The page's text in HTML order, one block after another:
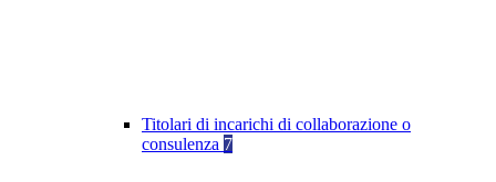
Titolari di incarichi di collaborazione o
consulenza 7